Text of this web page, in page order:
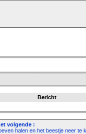
Bericht
volgende :
halen en het beestje neer te